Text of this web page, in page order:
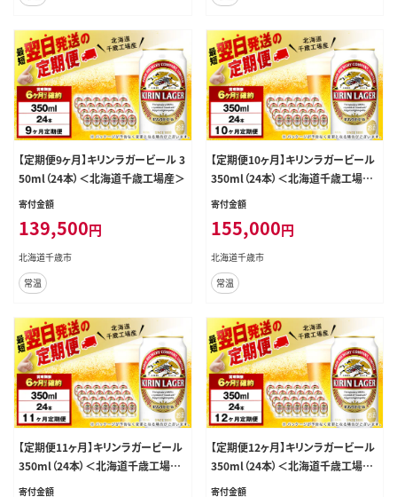
【定期便9ヶ月】キリンラガービール 3
50ml（24本）＜北海道千歳工場産＞
寄付金額
139,500円
北海道千歳市
常温
【定期便10ヶ月】キリンラガービール
350ml（24本）＜北海道千歳工場産
＞
寄付金額
155,000円
北海道千歳市
常温
【定期便11ヶ月】キリンラガービール
350ml（24本）＜北海道千歳工場産
＞
寄付金額
【定期便12ヶ月】キリンラガービール
350ml（24本）＜北海道千歳工場産
＞
寄付金額